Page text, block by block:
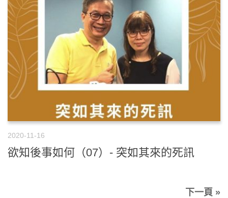
2020-11-16
欲知後事如何（07）- 突如其來的死訊
下一頁 »